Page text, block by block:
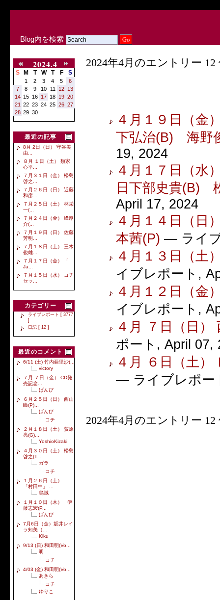
Blog内を検索
2024.4
S M T W T F S
1 2 3 4 5
6
7
8 9 10 11 12 13
14 15 16 17 18 19 20
21
22 23 24 25 26 27
28 29 30
最近の記事
8月 2日（日） 守谷美
由...
８月 １日（土） 類家
心平...
７月３１日（金） 松島
啓之...
７月２６日（日） 近藤
和彦...
７月２５日（土） 林栄
一(...
７月２４日（金） 峰厚
介(...
７月１９日（日） 佐藤
芳明...
７月１８日（土） 三木
俊雄...
７月１７日（金） 「
Ja...
７月１５日（水） コチ
セッ...
カテゴリー
ライブレポート [ 3777
]
日記 [ 12 ]
最近のコメント
6/11 (土) 竹内亜里沙(...
victory
７月 ７日（金） CD発
売記念...
ばんび
６月２５日（日） 西山
瞳(P)...
ばんび
コチ
２月１８日（土） 荻原
亮(G)...
YoshioKizaki
４月３０日（土） 松島
啓之(T...
ガラ
コチ
１月２６日（土）
「村田中」 ...
烏賊
１月１０日（木） 伊
藤志宏(P...
ばんび
7月6日（金）坂井レイ
ラ知美（...
Kiku
9/13 (日) 和田明(Vo...
明
コチ
4/03 (金) 和田明(Vo...
あきら
コチ
ゆりこ
2024年4月のエントリー
４月１９日（
下弘治(B) 海野
19, 2024
４月１７日（
日下部史貴(B)
April 17, 2024
４月１４日（
本茜(P) — ライ
４月１３日（土
イブレポート ,
４月１２日（金
イブレポート ,
４月 ７日（日
ポート ,April 07,
４月 ６日（土
— ライブレポー
2024年4月のエントリー